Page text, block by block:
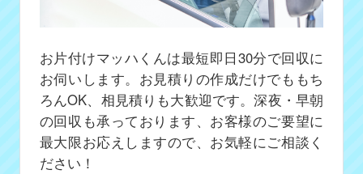
お片付けマッハくんは最短即日30分で回収に
お伺いします。お見積りの作成だけでももち
ろんOK、相見積りも大歓迎です。深夜・早朝
の回収も承っております、お客様のご要望に
最大限お応えしますので、お気軽にご相談く
ださい！